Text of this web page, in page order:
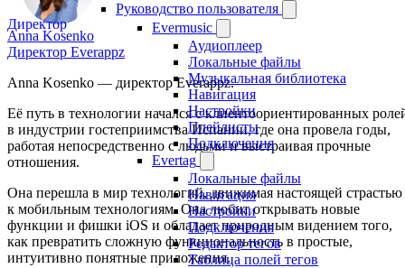
Руководство пользователя
Evermusic
Аудиоплеер
Локальные файлы
Музыкальная библиотека
Навигация
Настройки
Плейлисты
Подключения
Evertag
Локальные файлы
Навигация
Настройки
Подключения
Редактор тегов
Таблица полей тегов
Anna Kosenko
Директор Everappz
Директор
Anna Kosenko — директор Everappz.
Её путь в технологии начался с клиентоориентированных
в индустрии гостеприимства Испании, где она провела годы,
работая непосредственно с людьми и выстраивая прочные
отношения.
Она перешла в мир технологий, движимая настоящей страстью
к мобильным технологиям. Она любит открывать новые
функции и фишки iOS и обладает природным видением того,
как превратить сложную функциональность в простые,
интуитивно понятные приложения.